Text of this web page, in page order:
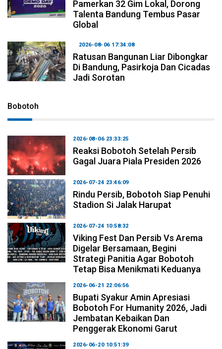
Pamerkan 32 Gim Lokal, Dorong
Talenta Bandung Tembus Pasar
Global
2026-08-06 17:34:08
Ratusan Bangunan Liar Dibongkar
Di Bandung, Pasirkoja Dan Cicadas
Jadi Sorotan
Bobotoh
2026-08-06 23:33:25
Reaksi Bobotoh Setelah Persib
Gagal Juara Piala Presiden 2026
2026-07-24 23:46:09
Rindu Persib, Bobotoh Siap Penuhi
Stadion Si Jalak Harupat
2026-07-24 10:58:32
Viking Fest Dan Persib Vs Arema
Digelar Bersamaan, Begini
Strategi Panitia Agar Bobotoh
Tetap Bisa Menikmati Keduanya
2026-06-21 22:06:56
Bupati Syakur Amin Apresiasi
Bobotoh For Humanity 2026, Jadi
Jembatan Kebaikan Dan
Penggerak Ekonomi Garut
2026-06-20 10:51:39